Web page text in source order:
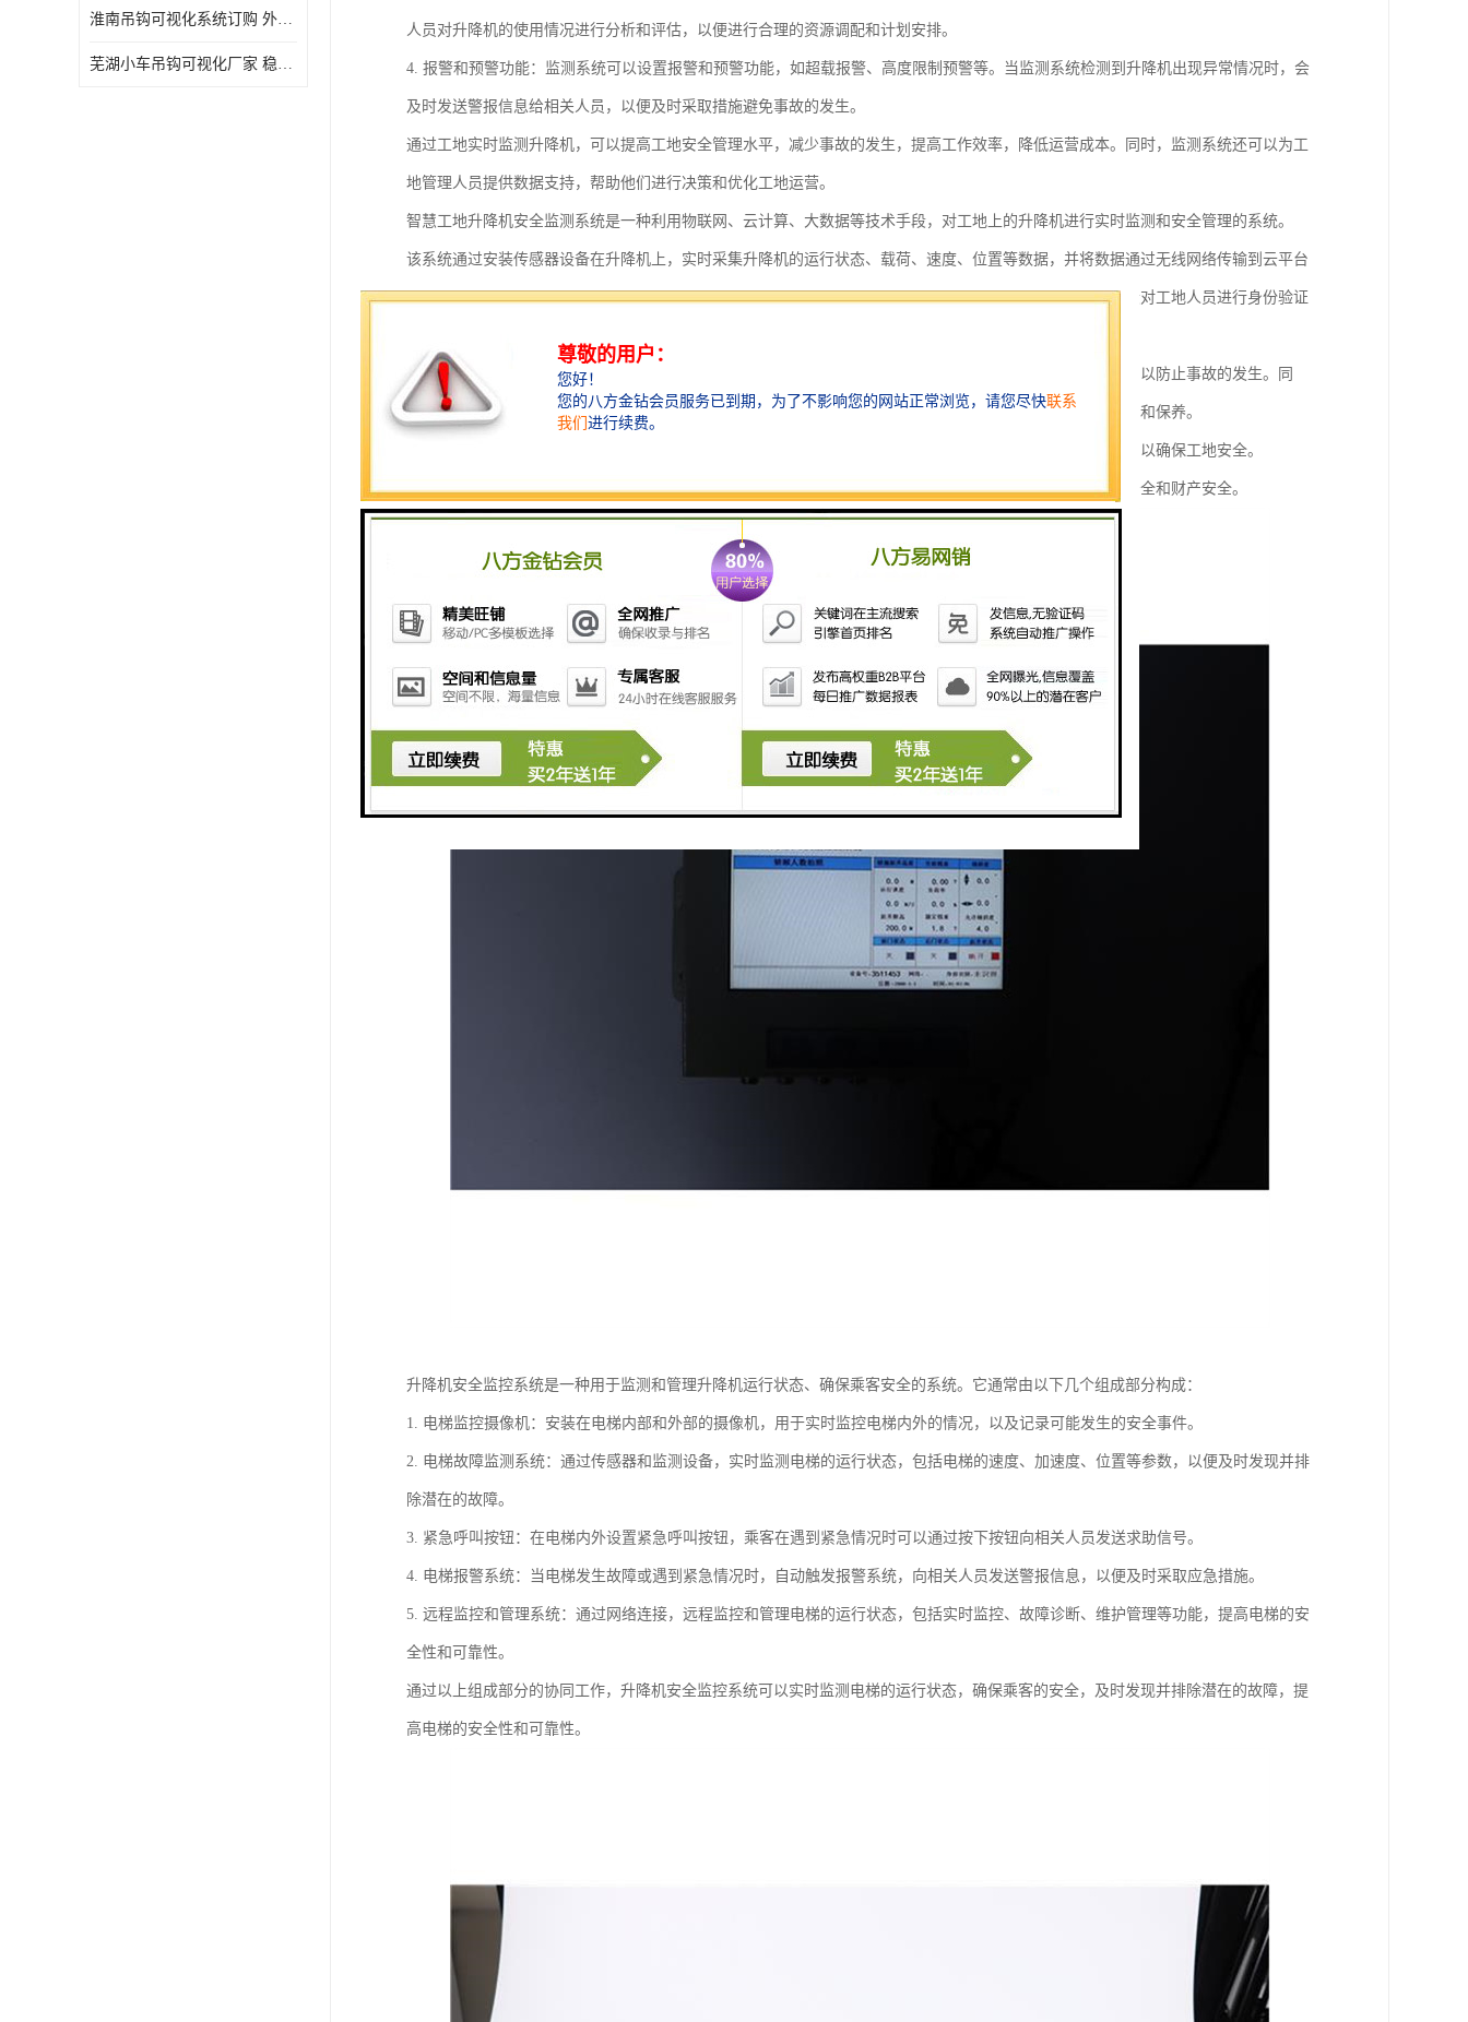
淮南吊钩可视化系统订购 外观简洁大方 体积小 占用空间小
芜湖小车吊钩可视化厂家 稳定性高 可视吊装 降低盲吊风险
人员对升降机的使用情况进行分析和评估，以便进行合理的资源调配和计划安排。
4. 报警和预警功能：监测系统可以设置报警和预警功能，如超载报警、高度限制预警等。当监测系统检测到升降机出现异常情况时，会
及时发送警报信息给相关人员，以便及时采取措施避免事故的发生。
通过工地实时监测升降机，可以提高工地安全管理水平，减少事故的发生，提高工作效率，降低运营成本。同时，监测系统还可以为工
地管理人员提供数据支持，帮助他们进行决策和优化工地运营。
智慧工地升降机安全监测系统是一种利用物联网、云计算、大数据等技术手段，对工地上的升降机进行实时监测和安全管理的系统。
该系统通过安装传感器设备在升降机上，实时采集升降机的运行状态、载荷、速度、位置等数据，并将数据通过无线网络传输到云平台
进行处理和分析。同时，系统还可以通过视频监控设备对升降机进行实时监控，以及通过人脸识别等技术手段对工地人员进行身份验证
系统可以对升降机的运行状态进行实时监测，如检测升降机是否超载、超速、等情况，并及时发出预警信息，以防止事故的发生。同
时，系统还可以对升降机的维护情况进行监测，如检测设备是否存在故障、需要维修等情况，以提前进行维护和保养。
此外，系统还可以对工地人员进行实时监控和管理，如检测工地人员是否佩戴安全帽、是否违规操作等情况，以确保工地安全。
智慧工地升降机安全监测系统可以提高工地升降机的安全性和管理效率，减少事故的发生，保障工人的生命安全和财产安全。
升降机安全监控系统是一种用于监测和管理升降机运行状态、确保乘客安全的系统。它通常由以下几个组成部分构成：
1. 电梯监控摄像机：安装在电梯内部和外部的摄像机，用于实时监控电梯内外的情况，以及记录可能发生的安全事件。
2. 电梯故障监测系统：通过传感器和监测设备，实时监测电梯的运行状态，包括电梯的速度、加速度、位置等参数，以便及时发现并排
除潜在的故障。
3. 紧急呼叫按钮：在电梯内外设置紧急呼叫按钮，乘客在遇到紧急情况时可以通过按下按钮向相关人员发送求助信号。
4. 电梯报警系统：当电梯发生故障或遇到紧急情况时，自动触发报警系统，向相关人员发送警报信息，以便及时采取应急措施。
5. 远程监控和管理系统：通过网络连接，远程监控和管理电梯的运行状态，包括实时监控、故障诊断、维护管理等功能，提高电梯的安
全性和可靠性。
通过以上组成部分的协同工作，升降机安全监控系统可以实时监测电梯的运行状态，确保乘客的安全，及时发现并排除潜在的故障，提
高电梯的安全性和可靠性。